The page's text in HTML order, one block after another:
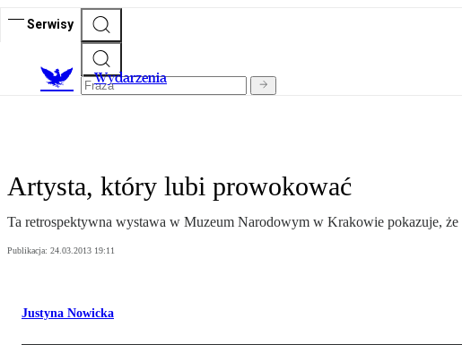
Serwisy
Wydarzenia
Artysta, który lubi prowokować
Ta retrospektywna wystawa w Muzeum Narodowym w Krakowie pokazuje,
Publikacja: 24.03.2013 19:11
Justyna Nowicka